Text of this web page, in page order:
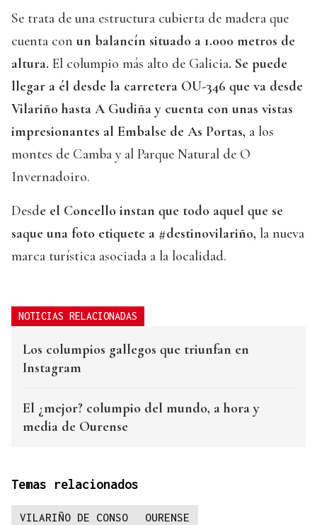
Se trata de una estructura cubierta de madera que
cuenta con un balancín situado a 1.000 metros de
altura. El columpio más alto de Galicia. Se puede
llegar a él desde la carretera OU-346 que va desde
Vilariño hasta A Gudiña y cuenta con unas vistas
impresionantes al Embalse de As Portas, a los
montes de Camba y al Parque Natural de O
Invernadoiro.
Desde el Concello instan que todo aquel que se
saque una foto etiquete a #destinovilariño, la nueva
marca turística asociada a la localidad.
NOTICIAS RELACIONADAS
Los columpios gallegos que triunfan en
Instagram
El ¿mejor? columpio del mundo, a hora y
media de Ourense
Temas relacionados
VILARIÑO DE CONSO
OURENSE